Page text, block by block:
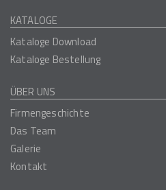
KATALOGE
Kataloge Download
Kataloge Bestellung
ÜBER UNS
Firmengeschichte
Das Team
Galerie
Kontakt